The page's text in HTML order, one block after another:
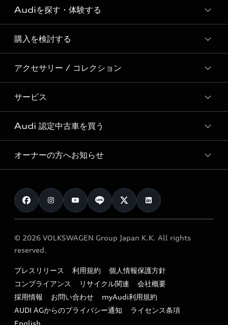
Audi ブランド
Story of Progress
Audi Sport
Formula 1®
デジタルサービス
Audiを探す・体験する
ディーラー検索
新車在庫検索
試乗車・展示車検索
見積り依頼
試乗予約
購入を検討する
モデル一覧
特別仕様モデル / 限定モデル
e-tronラインアップ
価格シミュレーション
車両比較
カタログ一覧
アクセサリー / コレクション
純正アクセサリー
オンラインショップ
Audi collection
アウディナビアプリ
サービス
サービス入庫予約
サービスプログラム
メンテナンス
車検 / 定期点検
e-tronアフターサポート
myAudi
Audi 認定中古車を買う
Audi認定中古車
クオリティ
保証
メンテナンス
ファイナンス
キャンペーン / イベント
買取査定
オーナーの方へお知らせ
お知らせ
オーナー様向けキャンペーン
特定整備適用車一覧
リサイクル法
よくある質問（FAQ）
© 2026 VOLKSWAGEN Group Japan K.K. All rights
reserved.
プレスリリース 利用規約
個人情報保護方針
コンプライアンス
リサイクル関連
会社概要
採用情報
お問い合わせ
myAudi利用規約
AUDI AGからのプライバシー通知
ライセンス条項
English